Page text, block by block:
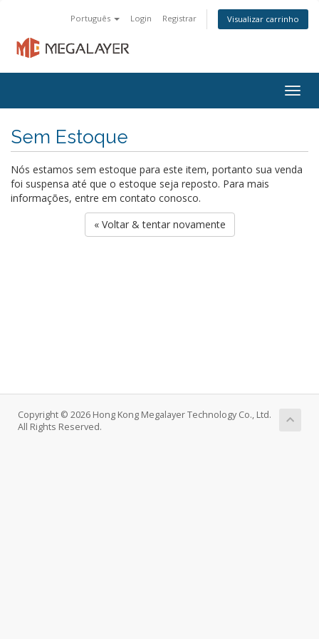
Português Login Registrar Visualizar carrinho
Sem Estoque
Nós estamos sem estoque para este item, portanto sua venda
foi suspensa até que o estoque seja reposto. Para mais
informações, entre em contato conosco.
« Voltar & tentar novamente
Copyright © 2026 Hong Kong Megalayer Technology Co., Ltd.
All Rights Reserved.